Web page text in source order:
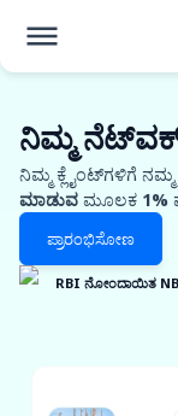
ನಿಮ್ಮ
ನಿಮ್ಮ ಕ್ಲೈಂಟ್‌ಗಳಿಗೆ
ಮಾಡುವ ಮೂಲಕ 1%
ಪ್ರಾರಂಭಿಸೋಣ
RBI ನೋಂದಾಯಿತ